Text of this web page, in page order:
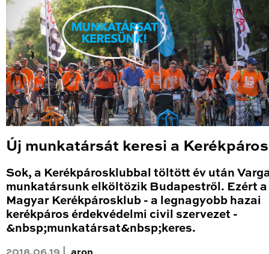
Új munkatársát keresi a
Sok, a Kerékpárosklubbal töltött év után
munkatársunk elköltözik Budapestről. Ezért a
Magyar Kerékpárosklub - a legnagyobb hazai
kerékpáros érdekvédelmi civil szervezet -
&nbsp;munkatársat&nbsp;keres.